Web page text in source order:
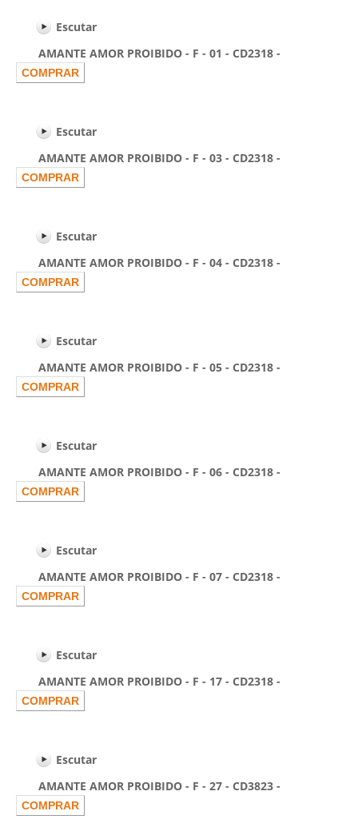
Escutar
AMANTE AMOR PROIBIDO - F - 01 - CD2318 -
Escutar
AMANTE AMOR PROIBIDO - F - 03 - CD2318 -
Escutar
AMANTE AMOR PROIBIDO - F - 04 - CD2318 -
Escutar
AMANTE AMOR PROIBIDO - F - 05 - CD2318 -
Escutar
AMANTE AMOR PROIBIDO - F - 06 - CD2318 -
Escutar
AMANTE AMOR PROIBIDO - F - 07 - CD2318 -
Escutar
AMANTE AMOR PROIBIDO - F - 17 - CD2318 -
Escutar
AMANTE AMOR PROIBIDO - F - 27 - CD3823 -